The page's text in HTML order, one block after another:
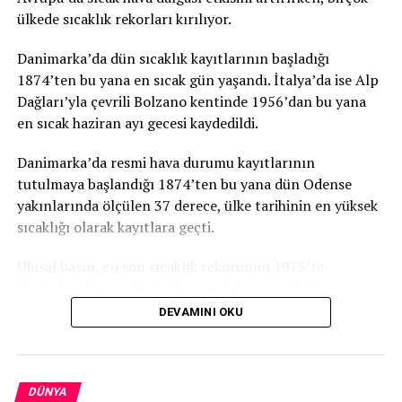
ülkede sıcaklık rekorları kırılıyor.
Danimarka’da dün sıcaklık kayıtlarının başladığı
1874’ten bu yana en sıcak gün yaşandı. İtalya’da ise Alp
Dağları’yla çevrili Bolzano kentinde 1956’dan bu yana
en sıcak haziran ayı gecesi kaydedildi.
Danimarka’da resmi hava durumu kayıtlarının
tutulmaya başlandığı 1874’ten bu yana dün Odense
yakınlarında ölçülen 37 derece, ülke tarihinin en yüksek
sıcaklığı olarak kayıtlara geçti.
haziran ayı için ise en son 1947’de 35,5 dereceyle rekor
kırıldığını anımsattı.
bazı bölgelerde şiddetli yağış ve rüzgara da neden
DEVAMINI OKU
DÜNYA